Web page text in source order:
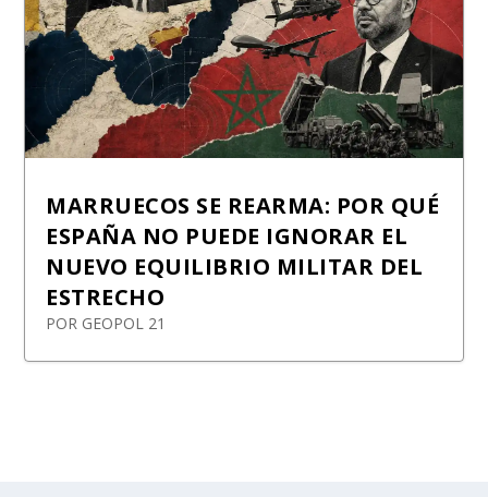
MARRUECOS SE REARMA: POR QUÉ
ESPAÑA NO PUEDE IGNORAR EL
NUEVO EQUILIBRIO MILITAR DEL
ESTRECHO
POR GEOPOL 21